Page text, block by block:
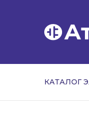
КАТАЛОГ